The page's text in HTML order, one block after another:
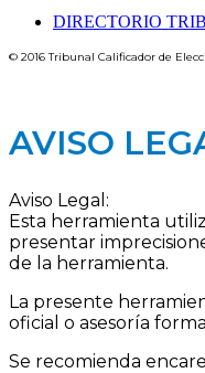
DIRECTORIO
© 2016 Tribunal Calificador de
AVISO
Aviso Legal:
Esta herramienta
presentar
de la herramienta.
La presente
oficial o asesoría
Se recomienda